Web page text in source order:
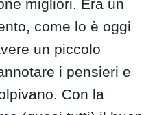
migliori. Era un
come lo è oggi
un piccolo
i pensieri e
Con la